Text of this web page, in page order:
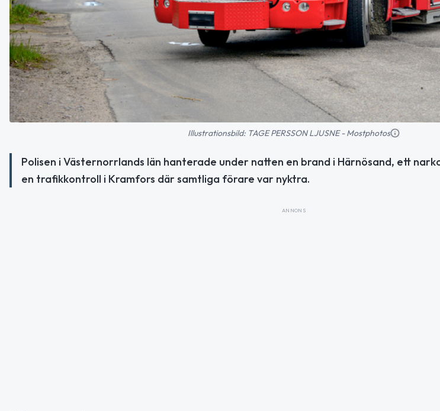
Illustrationsbild: TAGE PERSSON LJUSNE - Mostphotos
Polisen i Västernorrlands län hanterade under natten en brand i Härnösand, ett
en trafikkontroll i Kramfors där samtliga förare var nyktra.
ANNONS